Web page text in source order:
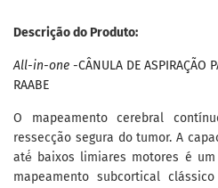
Descrição do Produto:
All-in-one -CÂNULA DE ASPIRAÇÃO
RAABE
O mapeamento cerebral
ressecção segura do tumor. A
até́ baixos limiares motores é
mapeamento subcortical